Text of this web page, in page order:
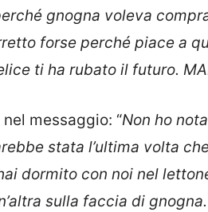
gnogna voleva
forse perché piace a
ti ha rubato il futuro.
messaggio: “Non ho
stata l’ultima volta
dormito con noi nel
sulla faccia di